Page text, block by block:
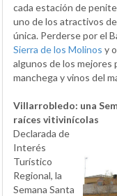
cada estación de
uno de los atractivos
única. Perderse por el
Sierra de los Molinos y
algunos de los mejores
manchega y vinos del
Villarrobledo: una
raíces vitivinícolas
Declarada de
Interés
Turístico
Regional, la
Semana Santa